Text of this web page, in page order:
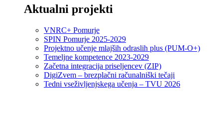
Aktualni projekti
VNRC+ Pomurje
SPIN Pomurje 2025-2029
Projektno učenje mlajših odraslih plus (PUM-O+)
Temeljne kompetence 2023-2029
Začetna integracija priseljencev (ZIP)
DigiZvem – brezplačni računalniški tečaji
Tedni vseživljenjskega učenja – TVU 2026